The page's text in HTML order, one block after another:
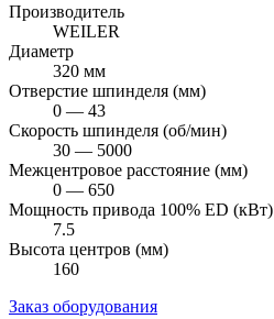
Производитель
WEILER
Диаметр
320 мм
Отверстие шпинделя (мм)
0 — 43
Скорость шпинделя (об/мин)
30 — 5000
Межцентровое расстояние (мм)
0 — 650
Мощность привода 100% ED (кВт)
7.5
Высота центров (мм)
160
Заказ оборудования